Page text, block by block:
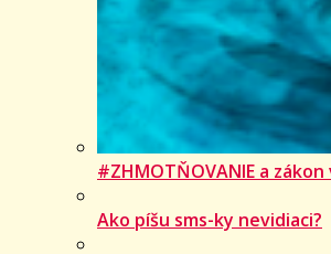
#ZHMOTŇOVANIE a
Ako píšu sms-ky nevidiaci?